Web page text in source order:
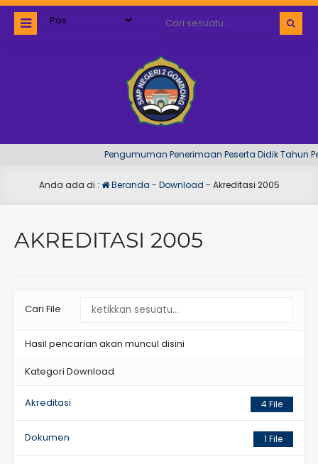
Pengumuman Penerimaan Peserta Didik
Anda ada di : Beranda - Download - Akreditasi 2005
AKREDITASI 2005
Cari File
Hasil pencarian akan muncul disini
Kategori Download
Akreditasi 4 File
Dokumen 1 File